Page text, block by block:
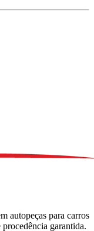
autopeças para carros
garantida.